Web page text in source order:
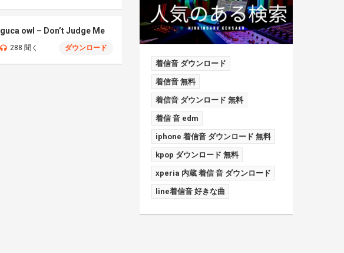
guca owl – Don’t Judge Me
288 聞く ダウンロード
着信音 ダウンロード
着信音 無料
着信音 ダウンロード 無料
着信 音 edm
iphone 着信音 ダウンロード 無料
kpop ダウンロード 無料
xperia 内蔵 着信 音 ダウンロード
line着信音 好きな曲